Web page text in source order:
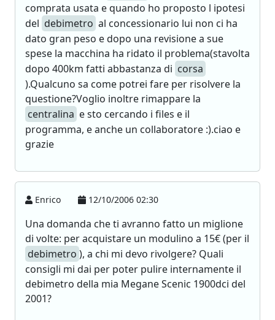
comprata usata e quando ho proposto l ipotesi
del debimetro al concessionario lui non ci ha
dato gran peso e dopo una revisione a sue
spese la macchina ha ridato il problema(stavolta
dopo 400km fatti abbastanza di corsa
).Qualcuno sa come potrei fare per risolvere la
questione?Voglio inoltre rimappare la
centralina e sto cercando i files e il
programma, e anche un collaboratore :).ciao e
grazie
Enrico 12/10/2006 02:30
Una domanda che ti avranno fatto un miglione
di volte: per acquistare un modulino a 15€ (per il
debimetro ), a chi mi devo rivolgere? Quali
consigli mi dai per poter pulire internamente il
debimetro della mia Megane Scenic 1900dci del
2001?